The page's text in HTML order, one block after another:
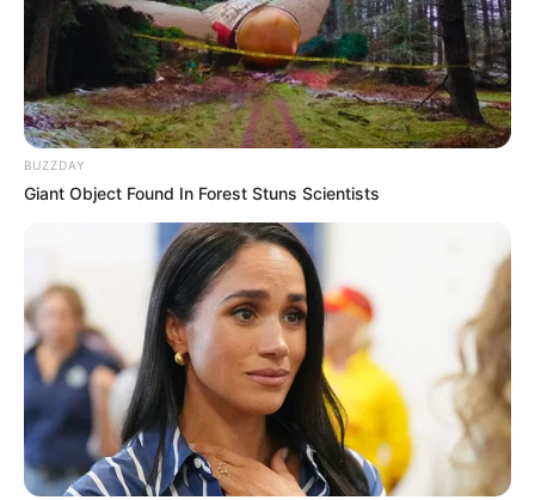
BUZZDAY
Giant Object Found In Forest Stuns Scientists